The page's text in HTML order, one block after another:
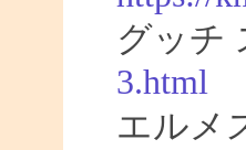
グッチ
3.html
エルメ